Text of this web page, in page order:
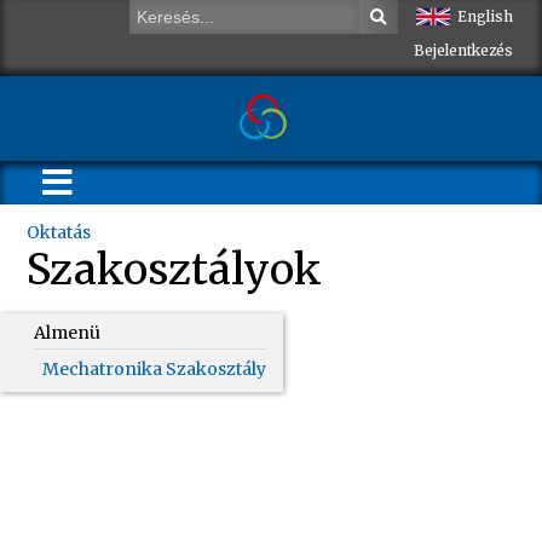
English
Bejelentkezés
Oktatás
Szakosztályok
Almenü
Mechatronika Szakosztály